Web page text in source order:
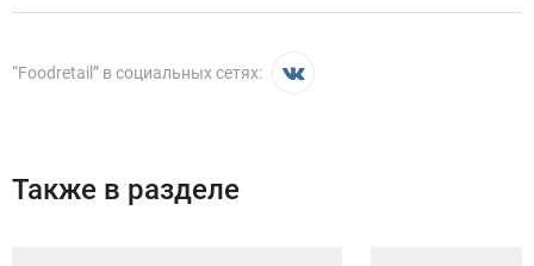
“Foodretail” в социальных сетях:
Также в разделе